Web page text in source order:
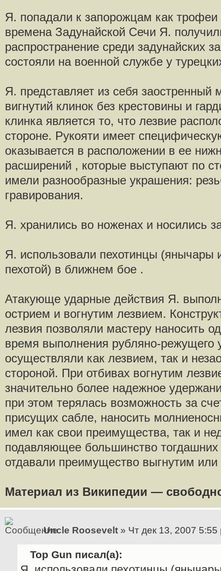
Я. попадали к запорожцам как
времена Задунайской Сечи Я.
распространение среди задунайских
состояли на военной службе у
Я. представляет из себя заостренный
вигнутий клинок без крестовины и
клинка является то, что лезвие
стороне. Рукояти имеет
оказывается в расположении в ее
расширений , которые выступают по
имели разнообразные украшения:
гравирования.
Я. хранились во ноженах и носились
Я. использовали пехотинцы (янычары
пехотой) в ближнем бое .
Атакующе ударные действия Я.
острием и вогнутим лезвием.
лезвия позволяли мастеру наносить
время выполнения рубляно-
осуществляли как лезвием, так и
стороной. При отбивах вогнутим
значительно более надежное
при этом терялась возможность за
присущих сабле, наносить
имел как свои преимущества, так и
подавляющее большинство тогдашних
отдавали преимущество выгнутим
Материал из Википедии —
Uncle Roosevelt » Чт дек 13, 2007 5:55
Top Gun писал(а):